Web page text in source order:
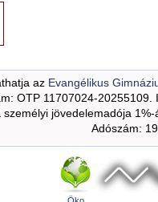
az Evangélikus
OTP 11707024-
személyi jövedelemadója
Adószám: